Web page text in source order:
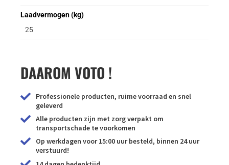
Laadvermogen (kg)
25
DAAROM VOTO !
Professionele producten, ruime voorraad en snel
geleverd
Alle producten zijn met zorg verpakt om
transportschade te voorkomen
Op werkdagen voor 15:00 uur besteld, binnen 24 uur
verstuurd!